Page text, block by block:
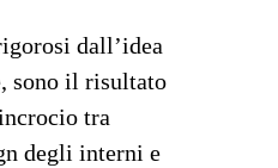
dall’idea
sono il risultato
tra
degli interni e